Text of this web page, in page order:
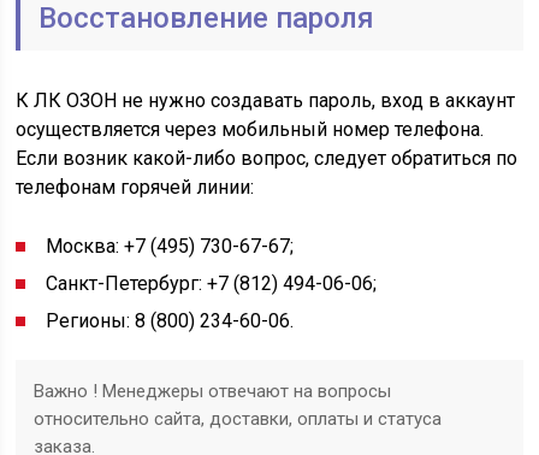
Восстановление пароля
К ЛК ОЗОН не нужно создавать пароль, вход в аккаунт
осуществляется через мобильный номер телефона.
Если возник какой-либо вопрос, следует обратиться по
телефонам горячей линии:
Москва: +7 (495) 730-67-67;
Санкт-Петербург: +7 (812) 494-06-06;
Регионы: 8 (800) 234-60-06.
Важно ! Менеджеры отвечают на вопросы
относительно сайта, доставки, оплаты и статуса
заказа.